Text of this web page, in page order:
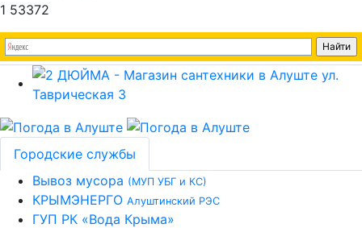
1 53372
Городские службы
Вывоз мусора (МУП УБГ и КС)
КРЫМЭНЕРГО Алуштинский РЭС
ГУП РК «Вода Крыма»